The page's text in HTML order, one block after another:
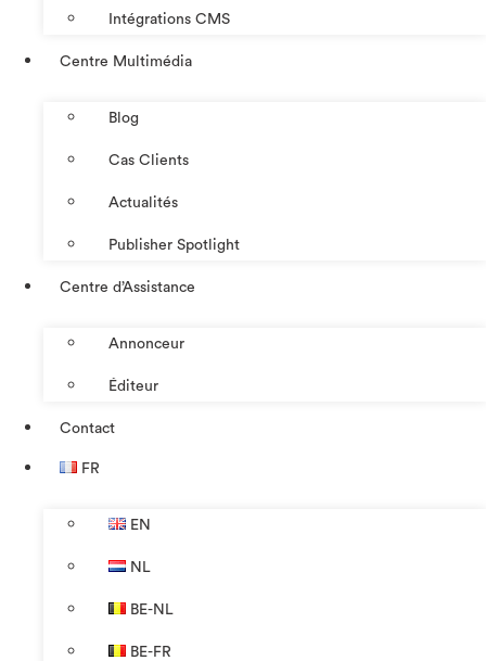
Intégrations CMS
Centre Multimédia
Blog
Cas Clients
Actualités
Publisher Spotlight
Centre d’Assistance
Annonceur
Éditeur
Contact
FR
EN
NL
BE-NL
BE-FR